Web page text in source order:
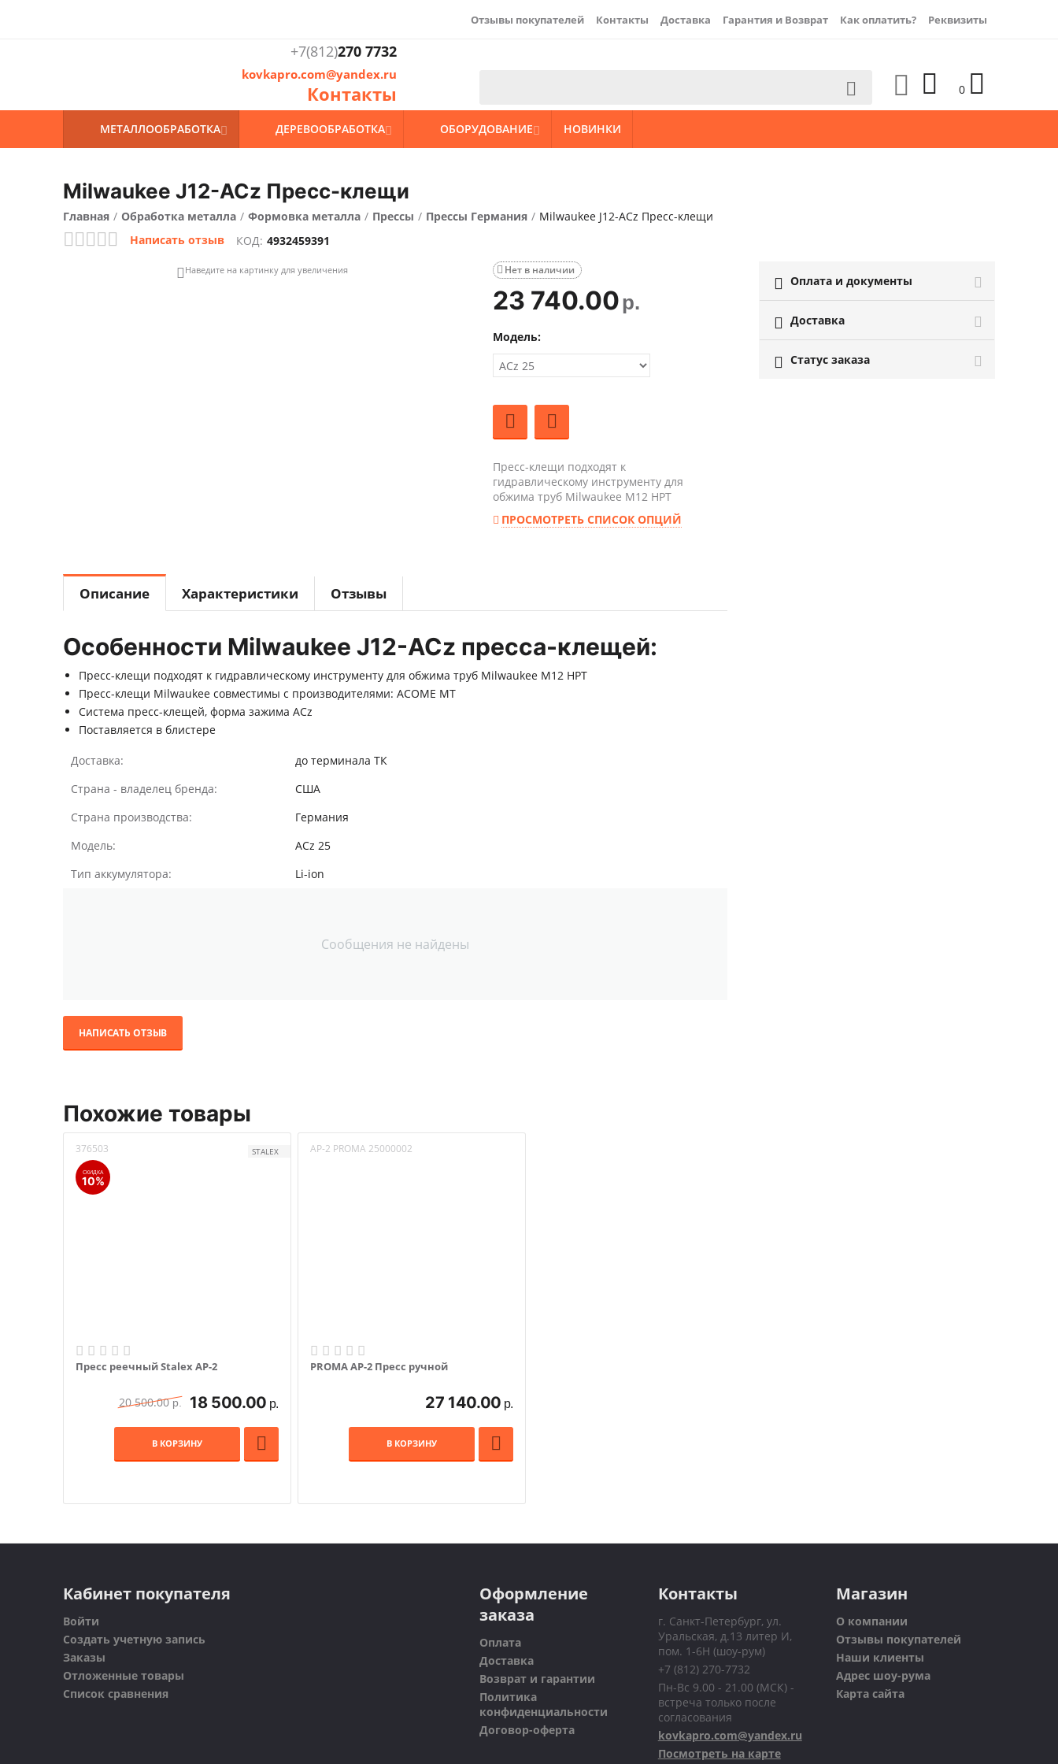
Отзывы покупателей Контакты Доставка Гарантия и Возврат Как оплатить? Реквизиты
+7(812)270 7732
kovkapro.com@yandex.ru
Контакты 0 



МЕТАЛЛООБРАБОТКА ДЕРЕВООБРАБОТКА ОБОРУДОВАНИЕ НОВИНКИ
Milwaukee J12-ACz Пресс-клещи
Главная / Обработка металла / Формовка металла / Прессы / Прессы Германия / Milwaukee J12-ACz Пресс-клещи
Написать отзыв
КОД: 4932459391
 Наведите на картинку для увеличения Нет в наличии

23 740.00р.
Модель:
Пресс-клещи подходят к
гидравлическому инструменту для
обжима труб Milwaukee M12 HPT
ПРОСМОТРЕТЬ СПИСОК ОПЦИЙ
 Оплата и документы
 Доставка
 Статус заказа
Описание Характеристики Отзывы
Особенности Milwaukee J12-ACz пресса-клещей:
Пресс-клещи подходят к гидравлическому инструменту для обжима труб Milwaukee M12 HPT
Пресс-клещи Milwaukee совместимы с производителями: ACOME MT
Система пресс-клещей, форма зажима ACz
Поставляется в блистере
Доставка:
до терминала ТК
Страна - владелец бренда:
США
Страна производства:
Германия
Модель:
ACz 25
Тип аккумулятора:
Li-ion
Сообщения не найдены
НАПИСАТЬ ОТЗЫВ
Похожие товары
376503
СКИДКА
10%
STALEX
Пресс реечный Stalex AP-2
20 500.00 р. 18 500.00 р.
В КОРЗИНУ 
AP-2 PROMA 25000002
PROMA AP-2 Пресс ручной
27 140.00 р.
В КОРЗИНУ 
Кабинет покупателя
Войти
Создать учетную запись
Заказы
Отложенные товары
Список сравнения
Оформление
заказа
Оплата
Доставка
Возврат и гарантии
Политика
конфиденциальности
Договор-оферта
Контакты
г. Санкт-Петербург, ул.
Уральская, д.13 литер И,
пом. 1-6Н (шоу-рум)
+7 (812) 270-7732
Пн-Вс 9.00 - 21.00 (МСК) -
встреча только после
согласования
kovkapro.com@yandex.ru
Посмотреть на карте
Магазин
О компании
Отзывы покупателей
Наши клиенты
Адрес шоу-рума
Карта сайта